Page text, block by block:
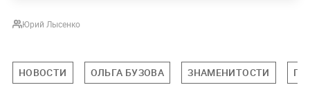
Юрий Лысенко
НОВОСТИ ОЛЬГА БУЗОВА ЗНАМЕНИТОСТИ